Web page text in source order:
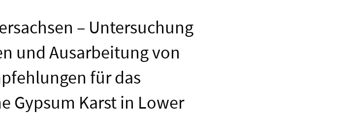
– Untersuchung
und Ausarbeitung von
für das
Gypsum Karst in Lower